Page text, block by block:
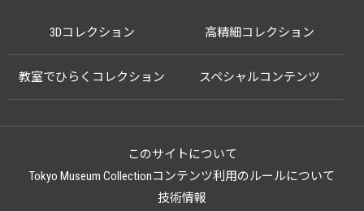
3Dコレクション 高精細コレクション
教室でひらくコレクション スペシャルコンテンツ
このサイトについて
Tokyo Museum Collectionコンテンツ利用のルールについて
技術情報